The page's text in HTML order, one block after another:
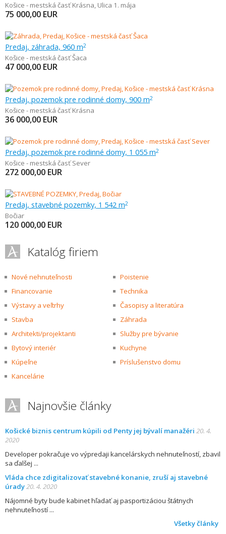
Košice - mestská časť Krásna, Ulica 1. mája
75 000,00 EUR
Predaj, záhrada, 960 m2
Košice - mestská časť Šaca
47 000,00 EUR
Predaj, pozemok pre rodinné domy, 900 m2
Košice - mestská časť Krásna
36 000,00 EUR
Predaj, pozemok pre rodinné domy, 1 055 m2
Košice - mestská časť Sever
272 000,00 EUR
Predaj, stavebné pozemky, 1 542 m2
Bočiar
120 000,00 EUR
Katalóg firiem
Nové nehnuteľnosti
Poistenie
Financovanie
Technika
Výstavy a veľtrhy
Časopisy a literatúra
Stavba
Záhrada
Architekti/projektanti
Služby pre bývanie
Bytový interiér
Kuchyne
Kúpeľne
Príslušenstvo domu
Kancelárie
Najnovšie články
Košické biznis centrum kúpili od Penty jej bývalí manažéri 20. 4.
2020
Developer pokračuje vo výpredaji kancelárskych nehnuteľností, zbavil
sa ďalšej
Vláda chce zdigitalizovať stavebné konanie, zruší aj stavebné
úrady20. 4. 2020
Nájomné byty bude kabinet hľadať aj pasportizáciou štátnych
nehnuteľností
Všetky články